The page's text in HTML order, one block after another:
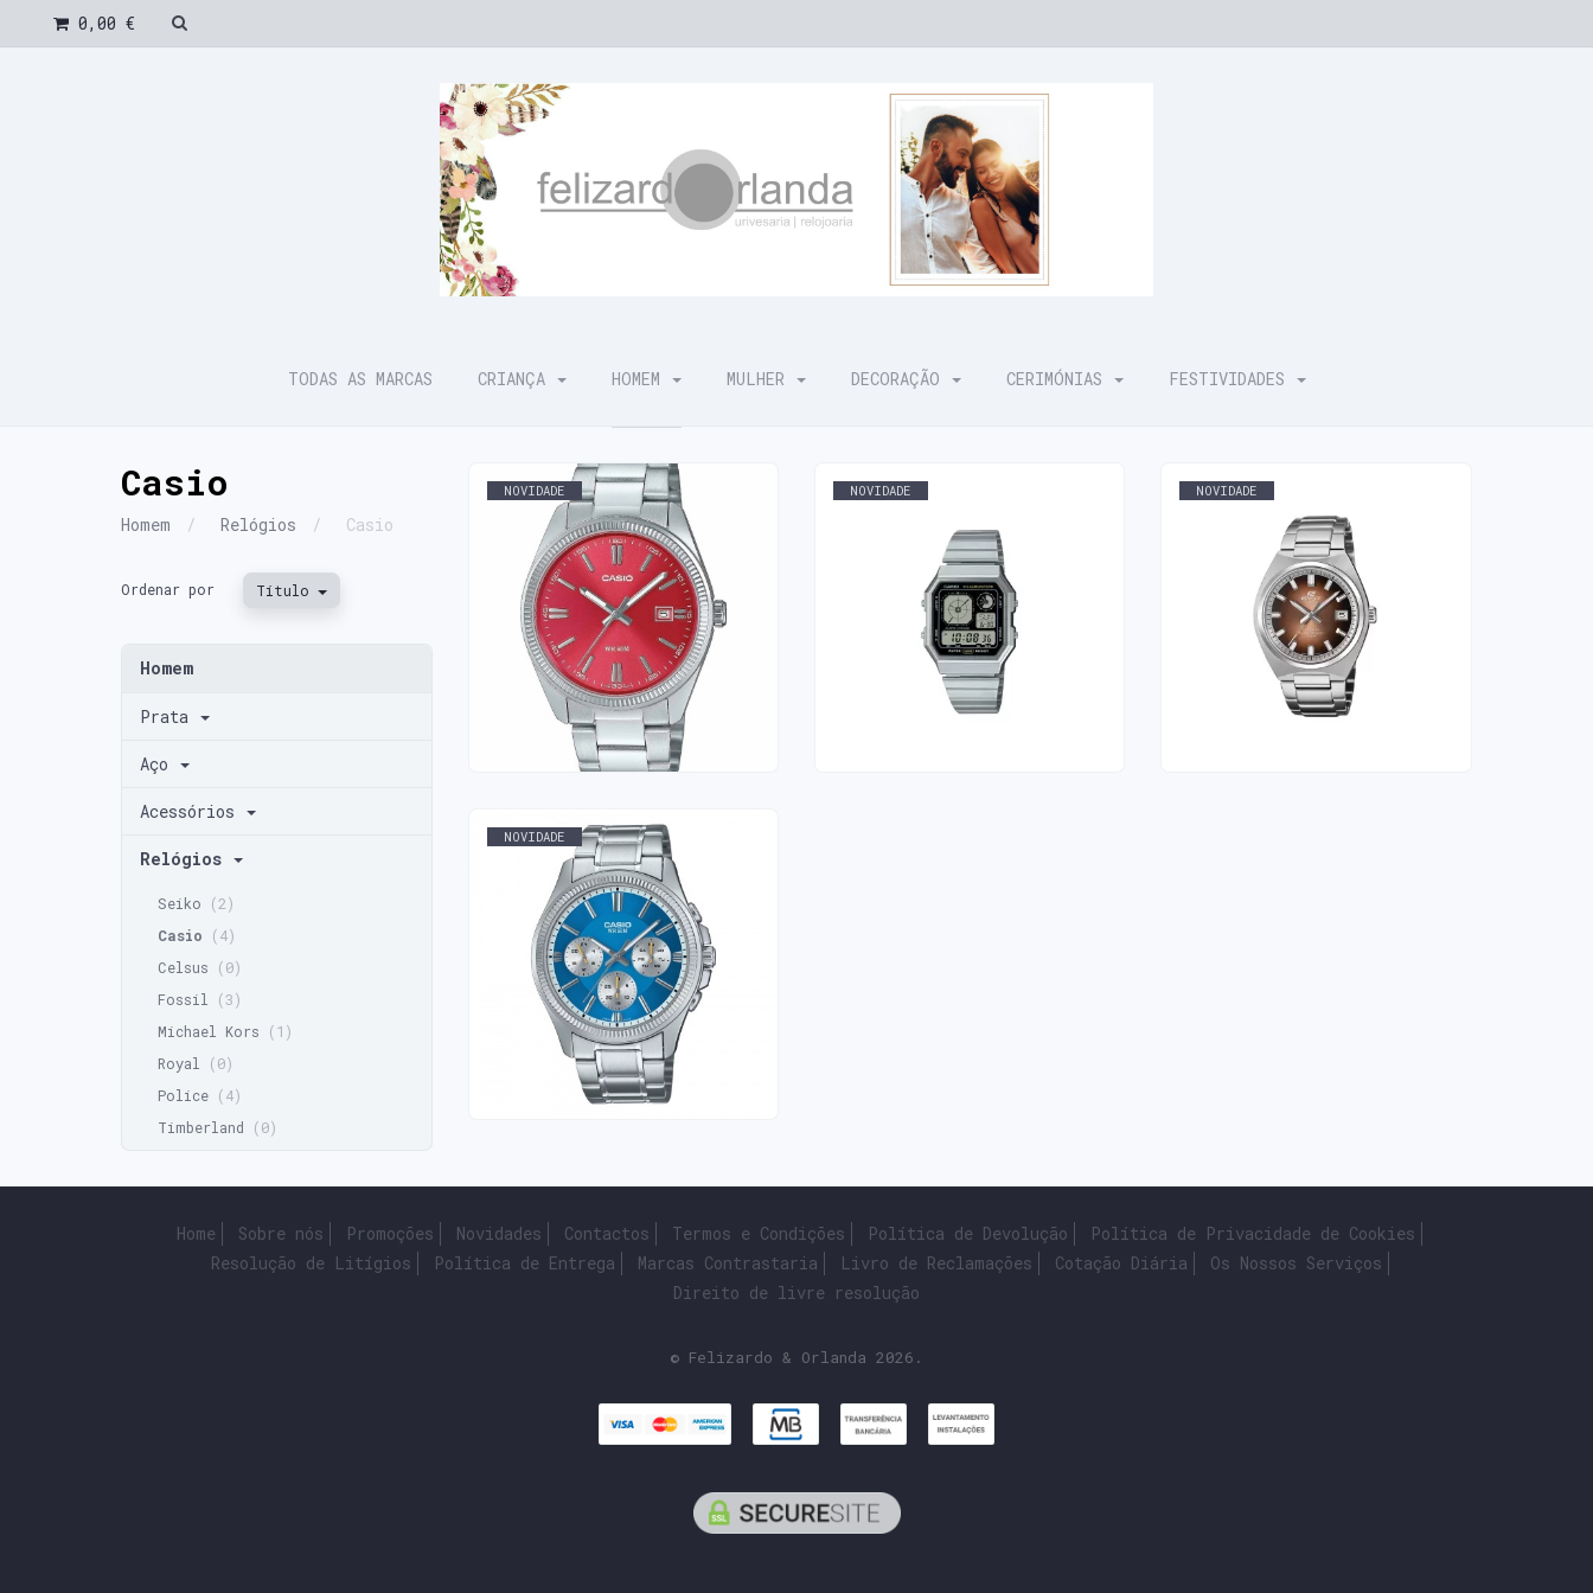
0,00 €
TODAS AS MARCAS CRIANÇA HOMEM MULHER DECORAÇÃO CERIMÓNIAS FESTIVIDADES
Casio
Homem Relógios Casio
Ordenar por Título
Homem
Prata
Aço
Acessórios
Relógios
Seiko
(2)
Casio
(4)
Celsus
(0)
Fossil
(3)
Michael Kors
(1)
Royal
(0)
Police (4)
Timberland
(0)
NOVIDADE
RELÓGIO CASIO
86,00 €
NOVIDADE
RELÓGIO CASIO
NOVIDADE
RELÓGIO CASIO
175,00 €
NOVIDADE
RELÓGIO CASIO
128,00 €
Home Sobre nós Promoções Novidades Contactos Termos e Condições Política de Devolução
Política de Privacidade de Cookies
Resolução de Litígios
Política de Entrega Marcas Contrastaria Livro de Reclamações Cotação Diária
Os Nossos Serviços
Direito de livre resolução
© Felizardo & Orlanda 2026.